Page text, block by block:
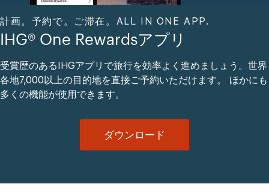
計画。予約で。ご滞在。ALL IN ONE APP.
IHG® One Rewardsアプリ
受賞歴のあるIHGアプリで旅行を効率よく進めましょう。世界
各地7,000以上の目的地を直接ご予約いただけます。 ほかにも
多くの機能が使用できます。
ダウンロード